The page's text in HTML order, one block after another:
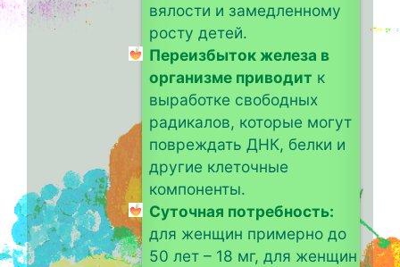
вялости и замедленному
росту детей.
Переизбыток железа в
организме приводит к
выработке свободных
радикалов, которые могут
повреждать ДНК, белки и
другие клеточные
компоненты.
Суточная потребность:
для женщин примерно до
50 лет – 18 мг, для женщин